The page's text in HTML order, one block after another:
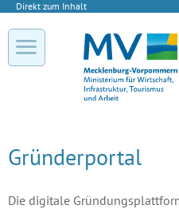
Direkt zum Inhalt
Gründerportal
Die digitale